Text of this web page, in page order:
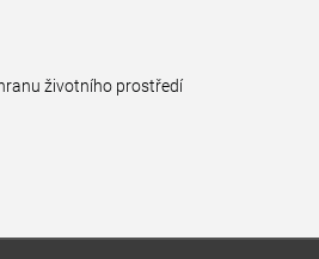
životního prostředí